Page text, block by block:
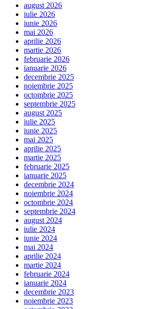
august 2026
iulie 2026
iunie 2026
mai 2026
aprilie 2026
martie 2026
februarie 2026
ianuarie 2026
decembrie 2025
noiembrie 2025
octombrie 2025
septembrie 2025
august 2025
iulie 2025
iunie 2025
mai 2025
aprilie 2025
martie 2025
februarie 2025
ianuarie 2025
decembrie 2024
noiembrie 2024
octombrie 2024
septembrie 2024
august 2024
iulie 2024
iunie 2024
mai 2024
aprilie 2024
martie 2024
februarie 2024
ianuarie 2024
decembrie 2023
noiembrie 2023